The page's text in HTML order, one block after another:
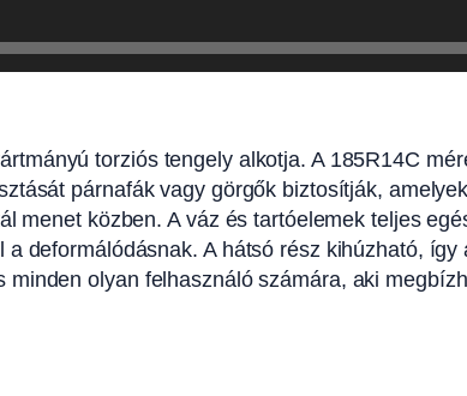
torziós tengely alkotja. A 185R14C
párnafák vagy görgők biztosítják,
menet közben. A váz és tartóelemek teljes
deformálódásnak. A hátsó rész kihúzható,
olyan felhasználó számára, aki